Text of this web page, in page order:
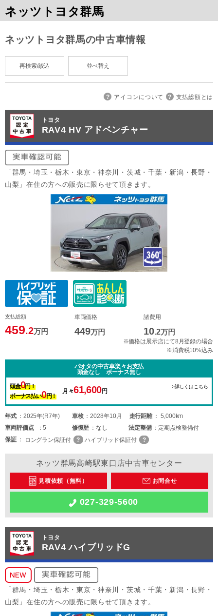
ネッツトヨタ群馬
ネッツトヨタ群馬の中古車情報
再検索/絞込 並べ替え
アイコンについて 支払総額とは
トヨタ
RAV4 HV アドベンチャー
「群馬・埼玉・栃木・東京・神奈川・茨城・千葉・新潟・長野・
山梨」在住の方への販売に限らせて頂きます。
支払総額
459.2万円
車両価格
449万円
諸費用
10.2万円
※価格は展示店にて8月登録の場合
※消費税10%込み
パオタの中古車楽々お支払
頭金なし ボーナス無し
頭金0円！
ボーナス払い0円！
月々61,600円
>詳しくはこちら
年式 2025年(R7年) 車検 2028年10月 走行距離
5,000km
車両評価点 5 修復歴 なし 法定整備
定期点検整備付
保証
ロングラン保証付 ハイブリッド保証付
ネッツ群馬高崎駅東口店中古車センター
見積依頼（無料） お問合せ
027-329-5600
トヨタ
RAV4 ハイブリッドG
「群馬・埼玉・栃木・東京・神奈川・茨城・千葉・新潟・長野・
山梨」在住の方への販売に限らせて頂きます。